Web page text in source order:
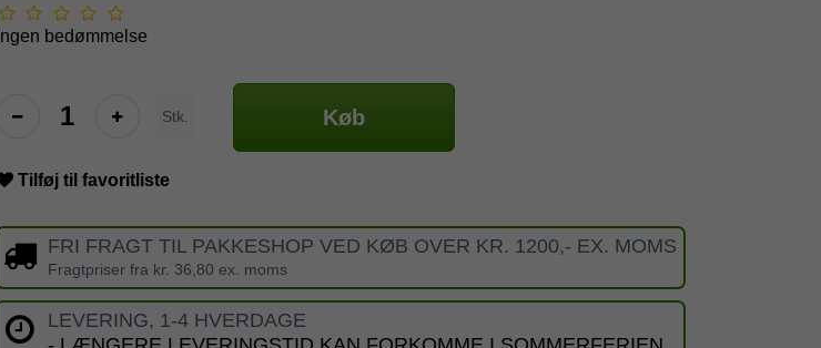
Ingen bedømmelse
Stk. Køb
Tilføj til favoritliste
FRI FRAGT TIL PAKKESHOP VED KØB OVER KR. 1200,- EX. MOMS
Fragtpriser fra kr. 36,80 ex. moms
LEVERING, 1-4 HVERDAGE